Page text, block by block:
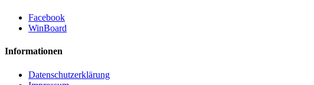
Facebook
WinBoard
Informationen
Datenschutzerklärung